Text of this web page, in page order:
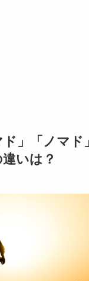
ド」「ノマド
いは？